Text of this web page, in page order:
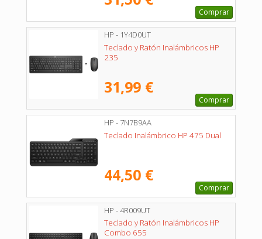
Comprar
HP - 1Y4D0UT
Teclado y Ratón Inalámbricos HP
235
31,99 €
Comprar
HP - 7N7B9AA
Teclado Inalámbrico HP 475 Dual
44,50 €
Comprar
HP - 4R009UT
Teclado y Ratón Inalámbricos HP
Combo 655